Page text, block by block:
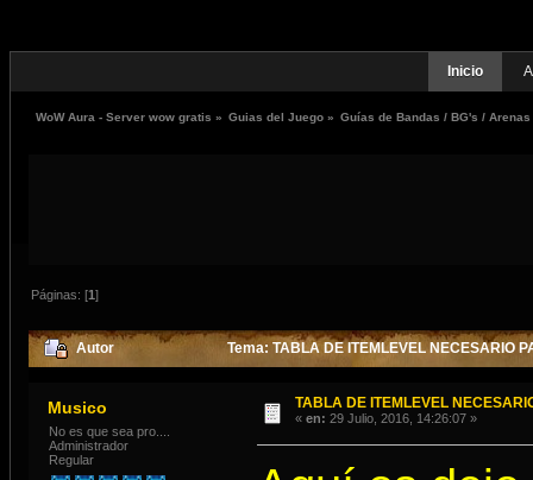
Inicio
WoW Aura - Server wow gratis » Guias del Juego » Guías de Bandas / BG's /
Páginas: [1]
Autor Tema: TABLA DE ITEMLEVEL NECESARIO
Musico
No es que sea pro....
Administrador
Regular
TABLA DE ITEMLEVEL
« en: 29 Julio, 2016, 14:26:07 »